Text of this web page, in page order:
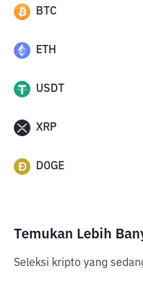
BTC
ETH
USDT
XRP
DOGE
Temukan Lebih
Seleksi kripto yang